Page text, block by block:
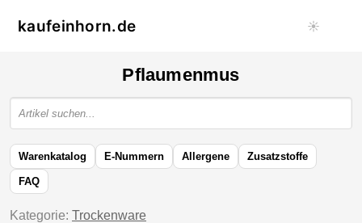
kaufeinhorn.de ☀️
Pflaumenmus
Warenkatalog E-Nummern Allergene Zusatzstoffe
FAQ
Kategorie: Trockenware